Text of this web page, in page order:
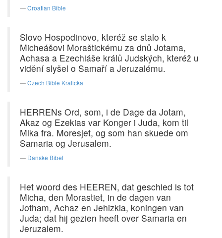
Croatian Bible
Slovo Hospodinovo, kteréž se stalo k
Micheášovi Moraštickému za dnů Jotama,
Achasa a Ezechiáše králů Judských, kteréž u
vidění slyšel o Samaří a Jeruzalému.
Czech Bible Kralicka
HERRENs Ord, som, i de Dage da Jotam,
Akaz og Ezekias var Konger i Juda, kom til
Mika fra. Moresjet, og som han skuede om
Samaria og Jerusalem.
Danske Bibel
Het woord des HEEREN, dat geschied is tot
Micha, den Morastiet, in de dagen van
Jotham, Achaz en Jehizkia, koningen van
Juda; dat hij gezien heeft over Samaria en
Jeruzalem.